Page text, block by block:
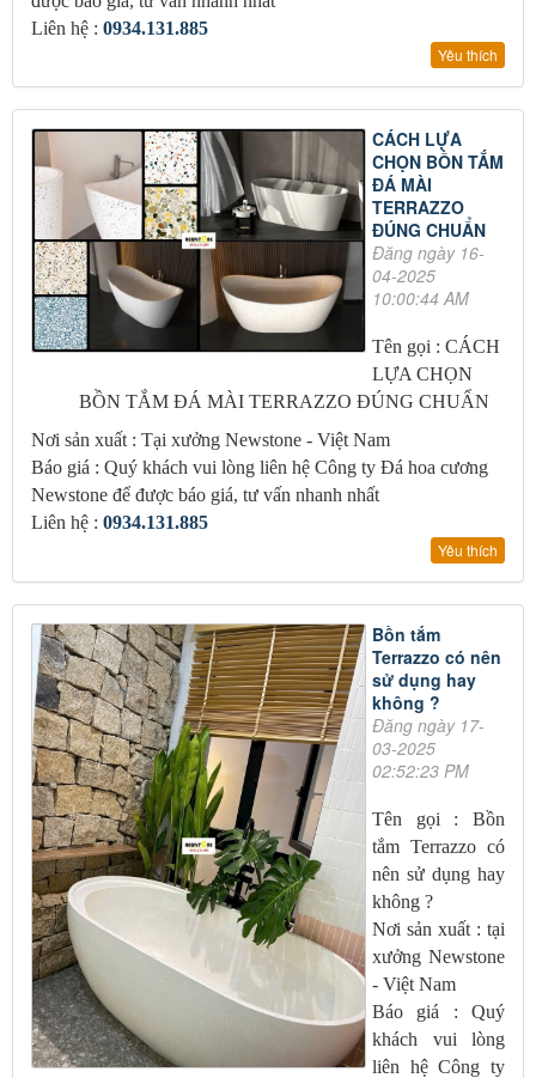
Liên hệ : 0934.131.885
Yêu thích
CÁCH LỰA
CHỌN BỒN TẮM
ĐÁ MÀI
TERRAZZO
ĐÚNG CHUẨN
Đăng ngày 16-
04-2025
10:00:44 AM
Tên gọi : CÁCH
LỰA CHỌN
BỒN TẮM ĐÁ MÀI TERRAZZO ĐÚNG CHUẨN
Nơi sản xuất : Tại xưởng Newstone - Việt Nam
Báo giá : Quý khách vui lòng liên hệ Công ty Đá hoa cương
Newstone để được báo giá, tư vấn nhanh nhất
Liên hệ : 0934.131.885
Yêu thích
Bồn tắm
Terrazzo có nên
sử dụng hay
không ?
Đăng ngày 17-
03-2025
02:52:23 PM
Tên gọi : Bồn
tắm Terrazzo có
nên sử dụng hay
không ?
Nơi sản xuất : tại
xưởng Newstone
- Việt Nam
Báo giá : Quý
khách vui lòng
liên hệ Công ty